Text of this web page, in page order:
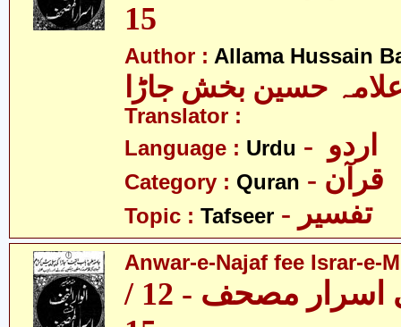
15
Author : Allama Hussain
حسین بخش جاڑا
Translator :
Language : Urdu
Category : Quran - قرآن
Topic : Tafseer - تفسیر
Anwar-e-Najaf fee Israr-e-
انوار نجف فی اسرار مصحف - 12 /